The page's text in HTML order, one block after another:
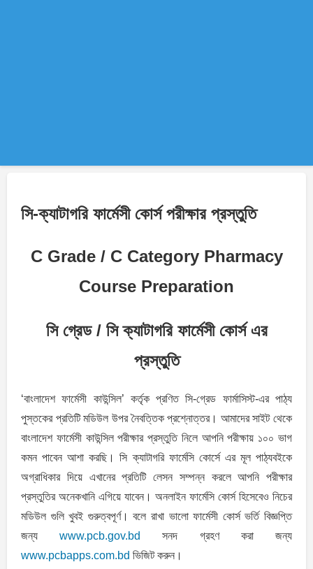
সি-ক্যাটাগরি ফার্মেসী কোর্স পরীক্ষার প্রস্তুতি
C Grade / C Category Pharmacy
Course Preparation
সি গ্রেড / সি ক্যাটাগরি ফার্মেসী কোর্স এর
প্রস্তুতি
‘বাংলাদেশ ফার্মেসী কাউন্সিল’ কর্তৃক প্রণিত সি-গ্রেড ফার্মাসিস্ট-এর পাঠ্য
পুস্তকের প্রতিটি মডিউল উপর নৈবত্তিক প্রশ্নোত্তর। আমাদের সাইট থেকে
বাংলাদেশ ফার্মেসী কাউন্সিল পরীক্ষার প্রস্তুতি নিলে আপনি পরীক্ষায় ১০০ ভাগ
কমন পাবেন আশা করছি। সি ক্যাটাগরি ফার্মেসি কোর্সে এর মূল পাঠ্যবইকে
অগ্রাধিকার দিয়ে এখানের প্রতিটি লেসন সম্পন্ন করলে আপনি পরীক্ষার
প্রস্তুতির অনেকখানি এগিয়ে যাবেন। অনলাইন ফার্মেসি কোর্স হিসেবেও নিচের
মডিউল গুলি খুবই গুরুত্বপূর্ণ। বলে রাখা ভালো ফার্মেসী কোর্স ভর্তি বিজ্ঞপ্তি
জন্যwww.pcb.gov.bd
সনদ গ্রহণ করা জন্য
www.pcbapps.com.bd ভিজিট করুন।